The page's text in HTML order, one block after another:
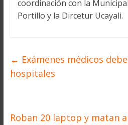
coordinación con la
Portillo y la Dircetur Ucayali.
← Exámenes médicos
hospitales
Roban 20 laptop y matan